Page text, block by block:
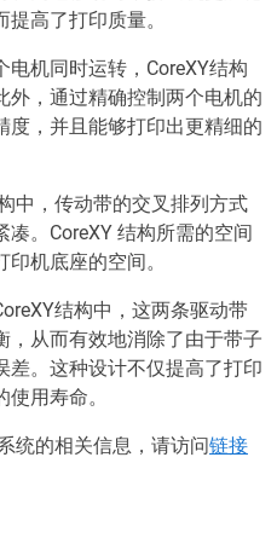
高了打印质量。
机同时运转，CoreXY结构
外，通过精确控制两个电机的
度，并且能够打印出更精细的
中，传动带的交叉排列方式
。CoreXY 结构所需的空间
机底座的空间。
结构中，这两条驱动带
，从而有效地消除了由于带子
差。这种设计不仅提高了打印
用寿命。
统的相关信息，请访问链接